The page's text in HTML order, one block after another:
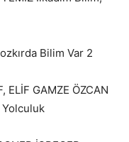
Bilim Var 2
ELİF GAMZE ÖZCAN
Yolculuk